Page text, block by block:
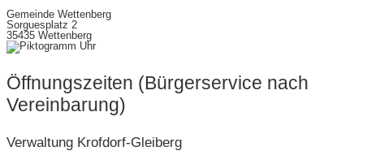
Gemeinde Wettenberg
Sorguesplatz 2
35435 Wettenberg
Öffnungszeiten (Bürgerservice nach
Vereinbarung)
Verwaltung Krofdorf-Gleiberg